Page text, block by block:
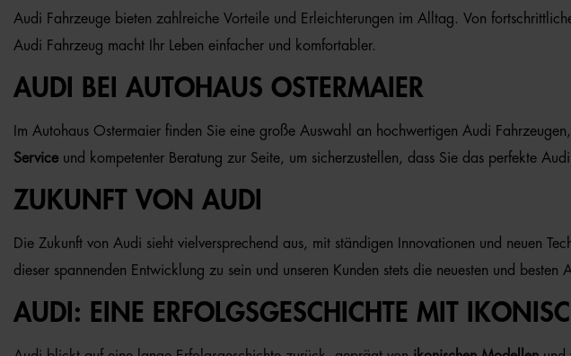
Audi Fahrzeuge bieten zahlreiche Vorteile und Erleichterungen im Alltag. Von
Audi Fahrzeug macht Ihr Leben einfacher und komfortabler.
AUDI BEI AUTOHAUS OSTERMAIER
Im Autohaus Ostermaier finden Sie eine große Auswahl an hochwertigen Audi
Service und kompetenter Beratung zur Seite, um sicherzustellen, dass Sie das perfekte
ZUKUNFT VON AUDI
Die Zukunft von Audi sieht vielversprechend aus, mit ständigen Innovationen und neuen
dieser spannenden Entwicklung zu sein und unseren Kunden stets die neuesten und besten
AUDI: EINE ERFOLGSGESCHICHTE MIT